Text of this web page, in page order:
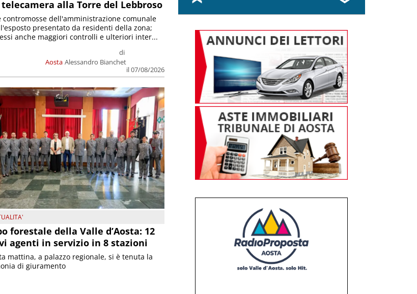
alla Torre del Lebbroso
Aosta
di
Alessandro Bianchet
il 07/08/2026
contromosse dell'amministrazione comunale
presentato da residenti della zona;
anche maggiori controlli e ulteriori inter...
forestale della Valle d’Aosta: 12
agenti in servizio in 8 stazioni
mattina, a palazzo regionale, si è tenuta la
di giuramento